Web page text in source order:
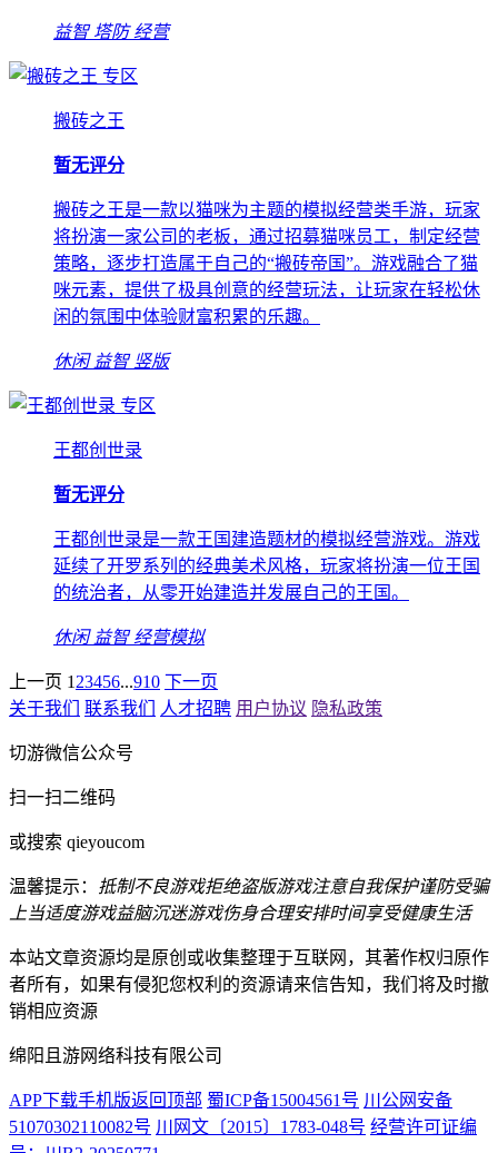
益智 塔防 经营
专区
搬砖之王
暂无评分
搬砖之王是一款以猫咪为主题的模拟经营类手游，玩家
将扮演一家公司的老板，通过招募猫咪员工，制定经营
策略，逐步打造属于自己的“搬砖帝国”。游戏融合了猫
咪元素，提供了极具创意的经营玩法，让玩家在轻松休
闲的氛围中体验财富积累的乐趣。
休闲 益智 竖版
专区
王都创世录
暂无评分
王都创世录是一款王国建造题材的模拟经营游戏。游戏
延续了开罗系列的经典美术风格，玩家将扮演一位王国
的统治者，从零开始建造并发展自己的王国。
休闲 益智 经营模拟
上一页 1 23456...910 下一页
关于我们
联系我们 人才招聘 用户协议 隐私政策
切游微信公众号
扫一扫二维码
或搜索 qieyoucom
温馨提示： 抵制不良游戏拒绝盗版游戏注意自我保护谨防受骗
上当适度游戏益脑沉迷游戏伤身合理安排时间享受健康生活
本站文章资源均是原创或收集整理于互联网，其著作权归原作
者所有，如果有侵犯您权利的资源请来信告知，我们将及时撤
销相应资源
绵阳且游网络科技有限公司
APP下载手机版返回顶部 蜀ICP备15004561号 川公网安备
51070302110082号 川网文〔2015〕1783-048号 经营许可证编